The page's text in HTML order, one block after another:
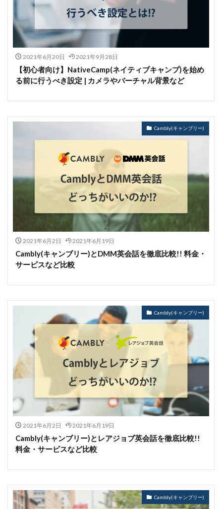
2021年6月20日 2021年9月28日
【初心者向け】NativeCamp(ネイティブキャンプ)を始め
る前に行うべき設定 | カメラやバーチャル背景など
Cambly(キャンブリー)
2021年6月2日 2021年6月19日
Cambly(キャンブリー)とDMM英会話を徹底比較!! 料金・
サービスなど比較
Cambly(キャンブリー)
2021年6月2日 2021年6月19日
Cambly(キャンブリー)とレアジョブ英会話を徹底比較!!
料金・サービスなど比較
Cambly(キャンブリー)